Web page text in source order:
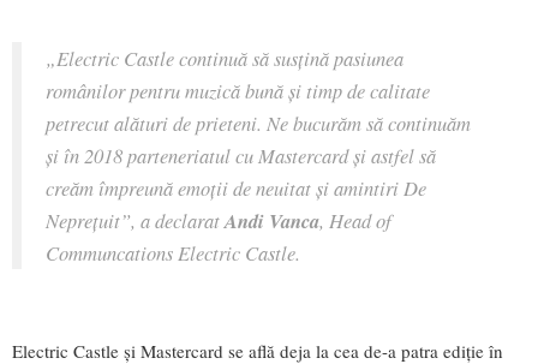
„Electric Castle continuă să susțină pasiunea
românilor pentru muzică bună și timp de calitate
petrecut alături de prieteni. Ne bucurăm să continuăm
și în 2018 parteneriatul cu Mastercard și astfel să
creăm împreună emoții de neuitat și amintiri De
Neprețuit”, a declaratAndi Vanca, Head of
Communcations Electric Castle.
Electric Castle și Mastercard se află deja la cea de-a patra ediţie în